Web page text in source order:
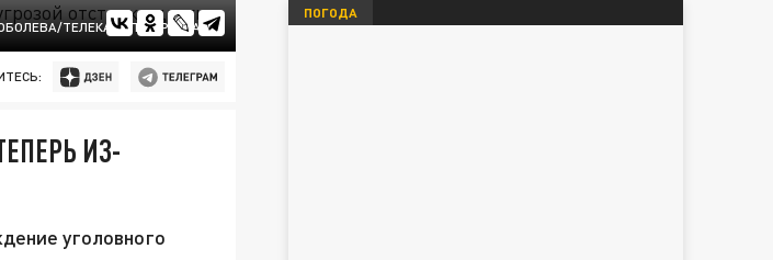
ТЕЛЕКАНАЛ ЦАРЬГРАД.
ИЗ-
уголовного
ПОГОДА